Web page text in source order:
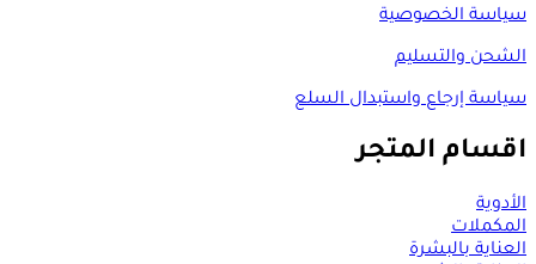
سياسة الخصوصية
الشحن والتسليم
سياسة إرجاع واستبدال السلع
اقسام المتجر
الأدوية
المكملات
العناية بالبشرة